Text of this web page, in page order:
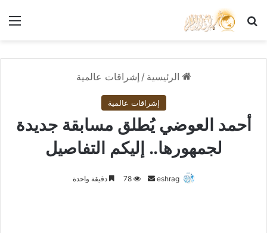
بحث عن
الرئيسية / إشراقات عالمية
إشراقات عالمية
أحمد العوضي يُطلق مسابقة جديدة
لجمهورها.. إليكم التفاصيل
eshrag
أرسل78 دقيقة واحدة